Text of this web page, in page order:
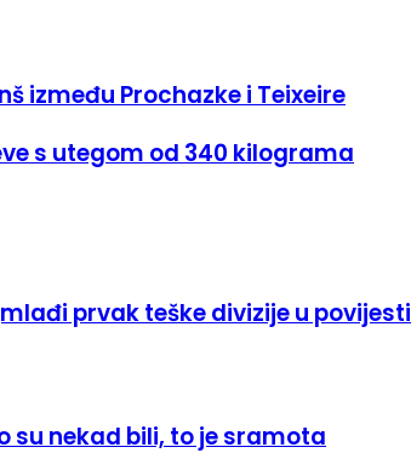
između Prochazke i Teixeire
s utegom od 340 kilograma
prvak teške divizije u povijesti
su nekad bili, to je sramota